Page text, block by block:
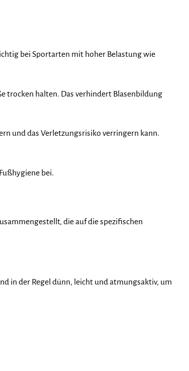
bei Sportarten mit hoher Belastung wie
trocken halten. Das verhindert Blasenbildung
und das Verletzungsrisiko verringern kann.
bei.
die auf die spezifischen
in der Regel dünn, leicht und atmungsaktiv, um